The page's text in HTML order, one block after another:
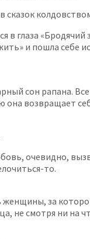
в глаза
и пошла себе
сон рапана.
возвращает
очевидно,
то.
за
не смотря ни на